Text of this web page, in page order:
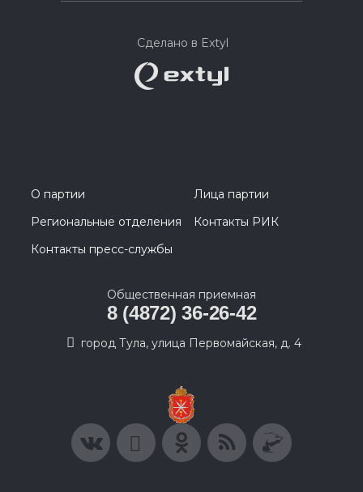
Сделано в Extyl
О партии
Лица партии
Региональные отделения
Контакты РИК
Контакты пресс-службы
Общественная приемная
8 (4872) 36-26-42
город Тула, улица Первомайская, д. 4